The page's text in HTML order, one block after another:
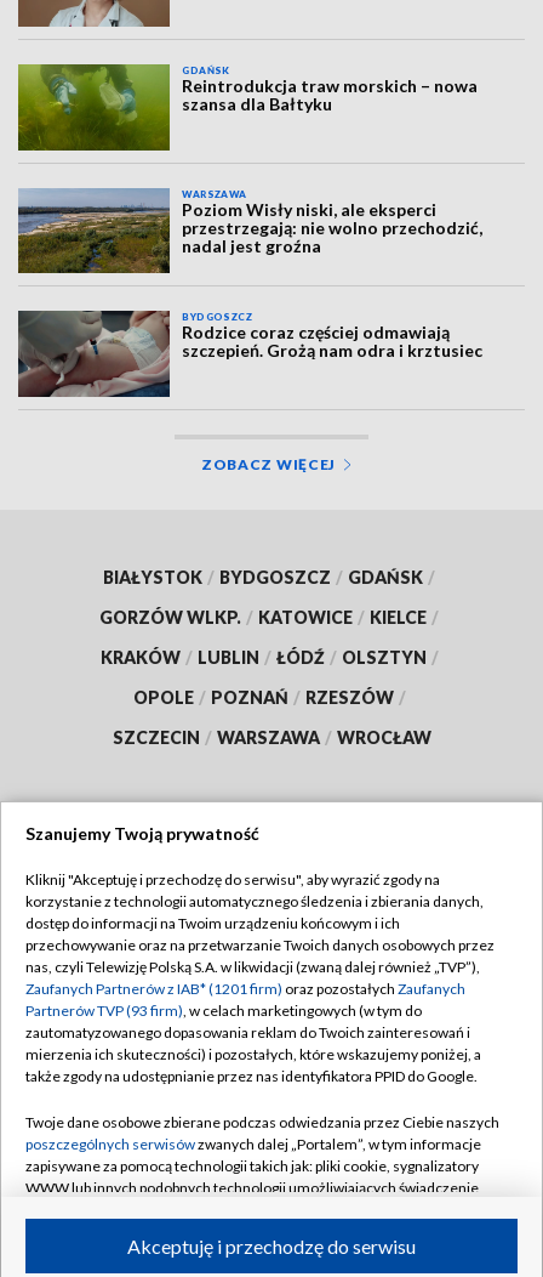
GDAŃSK
Reintrodukcja traw morskich – nowa
szansa dla Bałtyku
WARSZAWA
Poziom Wisły niski, ale eksperci
przestrzegają: nie wolno przechodzić,
nadal jest groźna
BYDGOSZCZ
Rodzice coraz częściej odmawiają
szczepień. Grożą nam odra i krztusiec
ZOBACZ WIĘCEJ
BIAŁYSTOK / BYDGOSZCZ / GDAŃSK /
GORZÓW WLKP. / KATOWICE / KIELCE /
KRAKÓW / LUBLIN / ŁÓDŹ / OLSZTYN /
OPOLE / POZNAŃ / RZESZÓW /
SZCZECIN / WARSZAWA / WROCŁAW
TVP
Abonament TVP
Emisja w TVP
Centrum informacji TVP
Naziemna Telewizja Cyfrowa
Rada Programowa
System NOS
Informacje o nadawcy
Program dla prasy
Regulamin TVP
Polityka prywatności
Moje zgody
Pomoc
Kontakt
Kanały
Szanujemy Twoją prywatność
Kliknij "Akceptuję i przechodzę do serwisu", aby wyrazić zgody na
korzystanie z technologii automatycznego śledzenia i zbierania danych,
dostęp do informacji na Twoim urządzeniu końcowym i ich
przechowywanie oraz na przetwarzanie Twoich danych osobowych przez
nas, czyli Telewizję Polską S.A. w likwidacji (zwaną dalej również „TVP”),
Zaufanych Partnerów z IAB* (1201 firm) oraz pozostałych Zaufanych
Partnerów TVP (93 firm), w celach marketingowych (w tym do
zautomatyzowanego dopasowania reklam do Twoich zainteresowań i
mierzenia ich skuteczności) i pozostałych, które wskazujemy poniżej, a
także zgody na udostępnianie przez nas identyfikatora PPID do Google.
Twoje dane osobowe zbierane podczas odwiedzania przez Ciebie naszych
poszczególnych serwisówzwanych dalej „Portalem”, w tym informacje
zapisywane za pomocą technologii takich jak: pliki cookie, sygnalizatory
WWW lub innych podobnych technologii umożliwiających świadczenie
ruchu w Internecie.Akceptuję i przechodzę do serwisu